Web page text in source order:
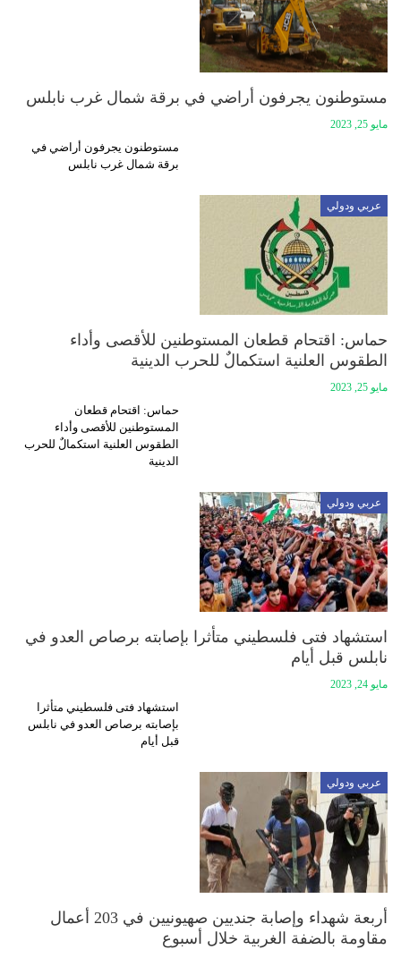
مستوطنون يجرفون أراضي في برقة شمال غرب نابلس
مايو 25, 2023
مستوطنون يجرفون أراضي في
برقة شمال غرب نابلس
عربي ودولي
حماس: اقتحام قطعان المستوطنين للأقصى وأداء
الطقوس العلنية استكمالٌ للحرب الدينية
مايو 25, 2023
حماس: اقتحام قطعان
المستوطنين للأقصى وأداء
الطقوس العلنية استكمالٌ للحرب
الدينية
عربي ودولي
استشهاد فتى فلسطيني متأثرا بإصابته برصاص العدو في
نابلس قبل أيام
مايو 24, 2023
استشهاد فتى فلسطيني متأثرا
بإصابته برصاص العدو في نابلس
قبل أيام
عربي ودولي
أربعة شهداء وإصابة جنديين صهيونيين في 203 أعمال
مقاومة بالضفة الغربية خلال أسبوع